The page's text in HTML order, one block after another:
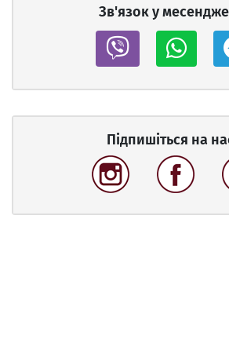
Зв'язок у
Підпишіться на